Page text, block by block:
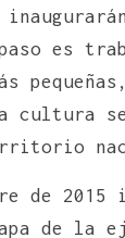
es
cultura
de 2015
de la